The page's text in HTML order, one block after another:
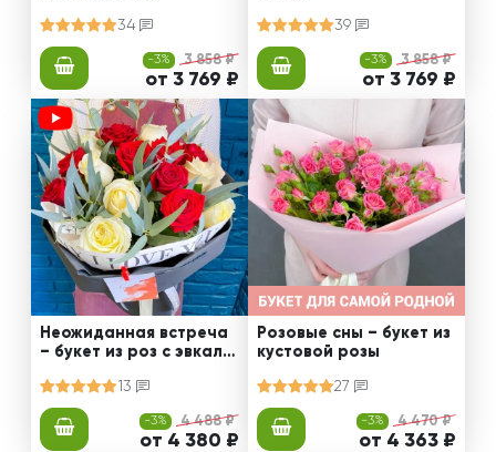
34
-3% 3 858 ₽
от 3 769 ₽
39
-3% 3 858 ₽
от 3 769 ₽
Неожиданная встреча
– букет из роз с эвкали
13
-3% 4 488 ₽
от 4 380 ₽
Розовые сны – букет из
кустовой розы
27
-3% 4 470 ₽
от 4 363 ₽